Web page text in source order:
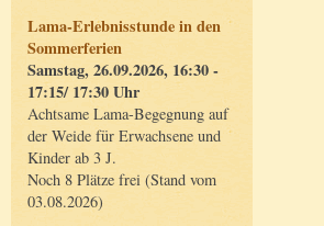
Lama-Erlebnisstunde in den
Sommerferien
Samstag, 26.09.2026, 16:30 -
17:15/ 17:30 Uhr
Achtsame Lama-Begegnung auf
der Weide für Erwachsene und
Kinder ab 3 J.
Noch 8 Plätze frei (Stand vom
03.08.2026)